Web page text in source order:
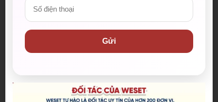
phim được kỳ vọng đưa MCU trở
lại thời kỳ đỉnh cao
Christopher Nolan
22/07/2026
Gửi